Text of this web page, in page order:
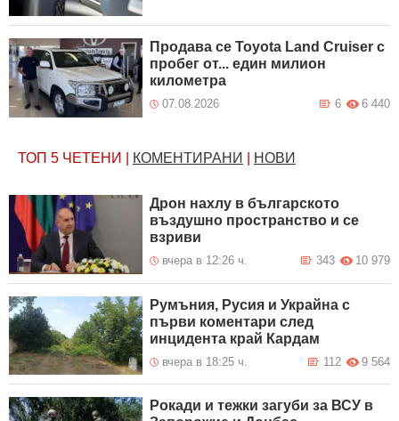
Продава се Toyota Land Cruiser с
пробег от... един милион
километра
07.08.2026 6 440
6
ТОП 5 ЧЕТЕНИ КОМЕНТИРАНИ НОВИ
Дрон нахлу в българското
въздушно пространство и се
взриви
вчера в 12:26 ч. 10 979
343
Румъния, Русия и Украйна с
първи коментари след
инцидента край Кардам
вчера в 18:25 ч. 9 564
112
Рокади и тежки загуби за ВСУ в